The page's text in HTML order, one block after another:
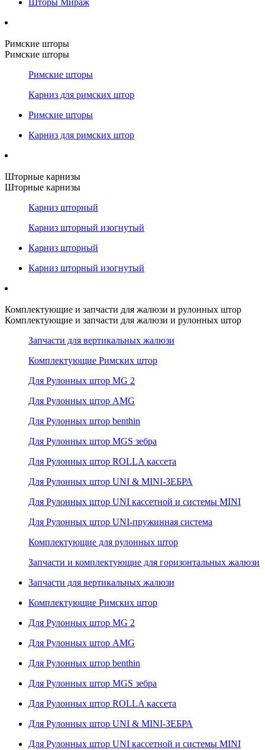
Шторы Мираж
Римские шторы
Римские шторы
Римские шторы
Карниз для римских штор
Римские шторы
Карниз для римских штор
Шторные карнизы
Шторные карнизы
Карниз шторный
Карниз шторный изогнутый
Карниз шторный
Карниз шторный изогнутый
Комплектующие и запчасти для жалюзи и рулонных штор
Комплектующие и запчасти для жалюзи и рулонных штор
Запчасти для вертикальных жалюзи
Комплектующие Римских штор
Для Рулонных штор MG 2
Для Рулонных штор AMG
Для Рулонных штор benthin
Для Рулонных штор MGS зебра
Для Рулонных штор ROLLA кассета
Для Рулонных штор UNI & MINI-ЗЕБРА
Для Рулонных штор UNI кассетной и системы MINI
Для Рулонных штор UNI-пружинная система
Комплектующие для рулонных штор
Запчасти и комплектующие для горизонтальных жалюзи
Запчасти для вертикальных жалюзи
Комплектующие Римских штор
Для Рулонных штор MG 2
Для Рулонных штор AMG
Для Рулонных штор benthin
Для Рулонных штор MGS зебра
Для Рулонных штор ROLLA кассета
Для Рулонных штор UNI & MINI-ЗЕБРА
Для Рулонных штор UNI кассетной и системы MINI